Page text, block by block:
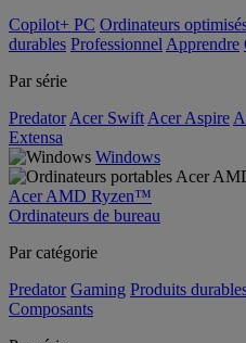
Copilot+ PC Ordinateurs
durables Professionnel Apprendre
Par série
Predator Acer Swift Acer Aspire
Extensa
Windows
Acer AMD Ryzen™
Ordinateurs de bureau
Par catégorie
Predator Gaming Produits
Composants